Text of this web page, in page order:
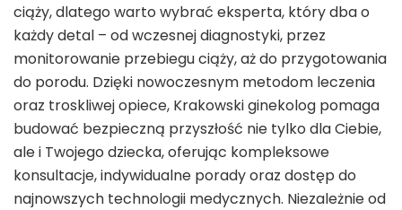
ciąży, dlatego warto wybrać eksperta, który dba o
każdy detal – od wczesnej diagnostyki, przez
monitorowanie przebiegu ciąży, aż do przygotowania
do porodu. Dzięki nowoczesnym metodom leczenia
oraz troskliwej opiece, Krakowski ginekolog pomaga
budować bezpieczną przyszłość nie tylko dla Ciebie,
ale i Twojego dziecka, oferując kompleksowe
konsultacje, indywidualne porady oraz dostęp do
najnowszych technologii medycznych. Niezależnie od